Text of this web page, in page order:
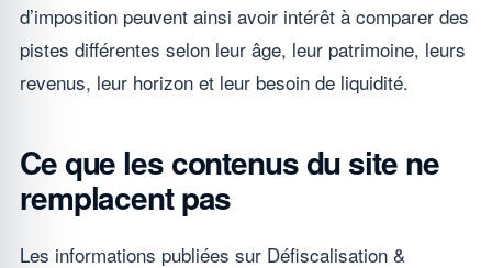
d’imposition peuvent ainsi avoir intérêt à comparer des
pistes différentes selon leur âge, leur patrimoine, leurs
revenus, leur horizon et leur besoin de liquidité.
Ce que les contenus du site ne
remplacent pas
Les informations publiées sur Défiscalisation &